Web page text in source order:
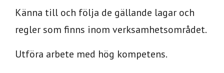
Känna till och följa de gällande lagar och
regler som finns inom verksamhetsområdet.
Utföra arbete med hög kompetens.